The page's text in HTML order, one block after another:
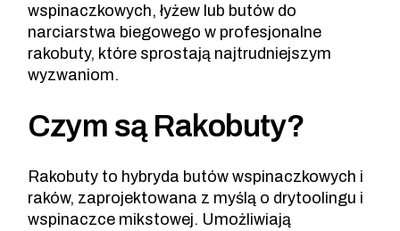
wspinaczkowych, łyżew lub butów do
narciarstwa biegowego w profesjonalne
rakobuty, które sprostają najtrudniejszym
wyzwaniom.
Czym są Rakobuty?
Rakobuty to hybryda butów wspinaczkowych i
raków, zaprojektowana z myślą o drytoolingu i
wspinaczce mikstowej. Umożliwiają